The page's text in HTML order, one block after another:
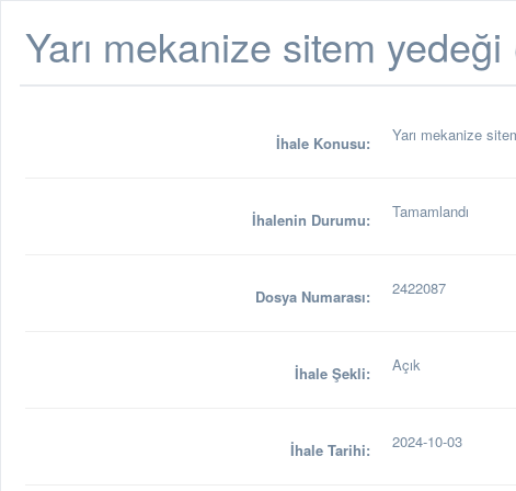
Yarı mekanize sitem
İhale Konusu: Yarı mekanize
İhalenin Durumu: Tamamlandı
Dosya Numarası: 2422087
İhale Şekli: Açık
İhale Tarihi: 2024-10-03